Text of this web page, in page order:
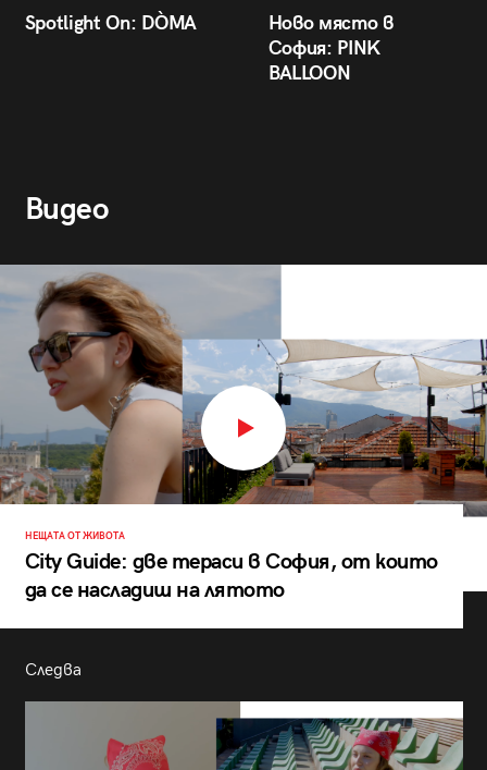
Spotlight On: DÒMA
Ново място в
София: PINK
BALLOON
Видео
НЕЩАТА ОТ ЖИВОТА
City Guide: две тераси в София, от които
да се насладиш на лятото
Следва